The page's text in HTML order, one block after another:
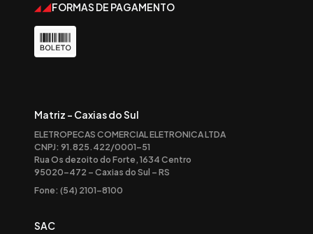
FORMAS DE PAGAMENTO
Matriz - Caxias do Sul
ELETROPECAS COMERCIAL ELETRONICA LTDA
CNPJ: 91.825.422/0001-51
Rua Os dezoito do Forte, 1634 Centro
95020-472 – Caxias do Sul – RS
Fone: (54) 2101-8100
SAC